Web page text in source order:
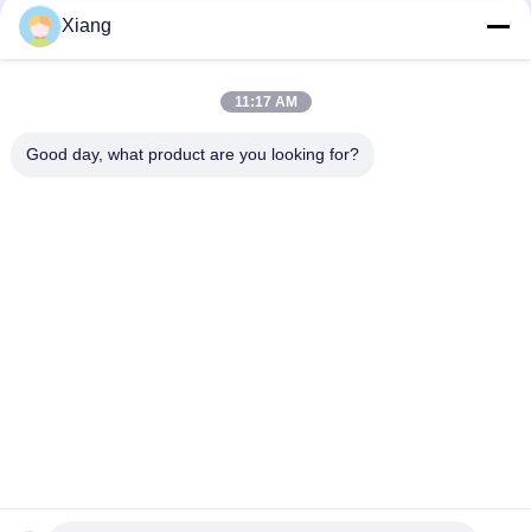
Contato Rápido
Xiang
11:17 AM
Good day, what product are you looking for?